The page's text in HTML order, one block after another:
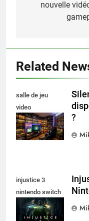
nouvelle
Related
salle de jeu
video
collectionneur
?
injustice 3
nintendo switch